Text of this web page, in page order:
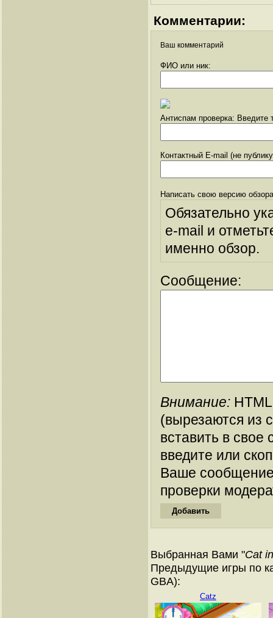
Комментарии:
Ваш комментарий
ФИО или ник:
Антиспам проверка: Введите
Контактный E-mail (не
Написать свою версию
Обязательно
e-mail и
именно обзор.
Сообщение:
Внимание:
(вырезаются из
вставить в
введите или
Ваше
проверки
Выбранная Вами "Cat
Предыдущие игры по
GBA):
Catz